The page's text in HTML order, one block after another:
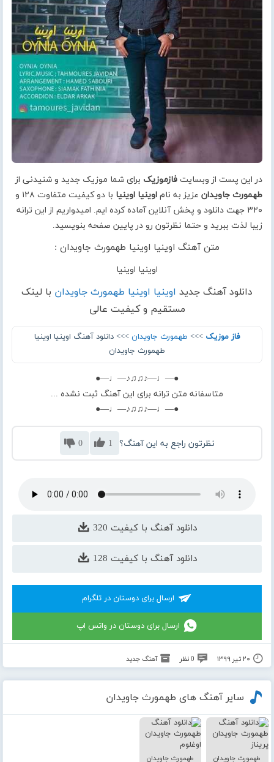
در این پست از وبسایتفازموزیک برای شما موزیک جدید و شنیدنی از
طهمورث جاویدان عزیز به ناماوینیا اوینیا
با دو کیفیت متفاوت ۱۲۸ و
۳۲۰ جهت دانلود و پخش آنلاین آماده کرده ایم. امیدواریم از این ترانه
زیبا لذت ببرید و حتما نظرتون رو در پایین صفحه بنویسید.
متن آهنگ اوینیا اوینیا طهمورث جاویدان :
اوینیا اوینیا
دانلود آهنگ جدید اوینیا اوینیا طهمورث جاویدان با لینک
مستقیم و کیفیت عالی
فاز موزیک >>> طهمورث جاویدان >>> دانلود آهنگ اوینیا اوینیا
طهمورث جاویدان
●—♩—♪♫♫♪—♩—●
متاسفانه متن ترانه برای این آهنگ ثبت نشده ...
●—♩—♪♫♫♪—♩—●
نظرتون راجع به این آهنگ؟ 1
0
دانلود آهنگ با کیفیت 320
دانلود آهنگ با کیفیت 128
ارسال برای دوستان در تلگرام
ارسال برای دوستان در واتس اپ
۲۰ تیر ۱۳۹۹ 0 نظر آهنگ جدید
سایر آهنگ های طهمورث جاویدان
طهمورث جاویدان طهمورث جاویدان